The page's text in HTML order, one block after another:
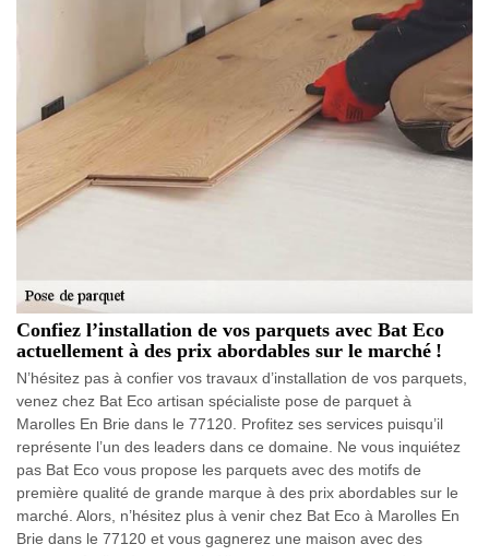
Confiez l’installation de vos parquets avec Bat Eco
actuellement à des prix abordables sur le marché !
N’hésitez pas à confier vos travaux d’installation de vos parquets,
venez chez Bat Eco artisan spécialiste pose de parquet à
Marolles En Brie dans le 77120. Profitez ses services puisqu’il
représente l’un des leaders dans ce domaine. Ne vous inquiétez
pas Bat Eco vous propose les parquets avec des motifs de
première qualité de grande marque à des prix abordables sur le
marché. Alors, n’hésitez plus à venir chez Bat Eco à Marolles En
Brie dans le 77120 et vous gagnerez une maison avec des